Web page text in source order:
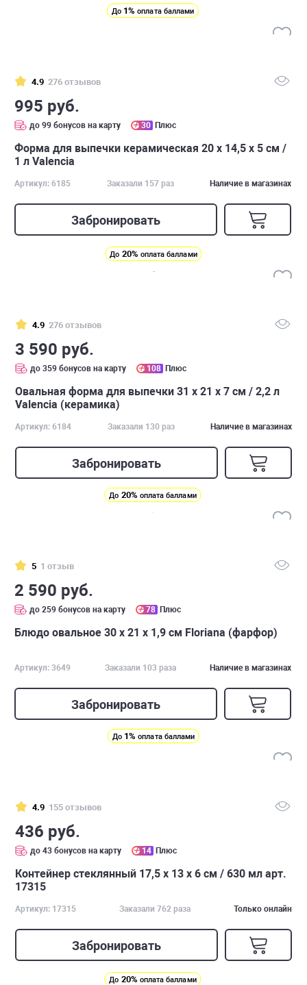
До 1% оплата баллами
4.9 276 отзывов
995 руб.
до 99 бонусов на карту 30 Плюс
Форма для выпечки керамическая 20 х 14,5 х 5 см /
1 л Valencia
Артикул: 6185 Заказали 157 раз Наличие в магазинах
Забронировать
До 20% оплата баллами
4.9 276 отзывов
3 590 руб.
до 359 бонусов на карту 108 Плюс
Овальная форма для выпечки 31 х 21 х 7 см / 2,2 л
Valencia (керамика)
Артикул: 6184 Заказали 130 раз Наличие в магазинах
Забронировать
До 20% оплата баллами
5 1 отзыв
2 590 руб.
до 259 бонусов на карту 78 Плюс
Блюдо овальное 30 х 21 х 1,9 см Floriana (фарфор)
Артикул: 3649 Заказали 103 раза Наличие в магазинах
Забронировать
До 1% оплата баллами
4.9 155 отзывов
436 руб.
до 43 бонусов на карту 14 Плюс
Контейнер стеклянный 17,5 х 13 х 6 см / 630 мл арт.
17315
Артикул: 17315 Заказали 762 раза Только онлайн
Забронировать
До 20% оплата баллами